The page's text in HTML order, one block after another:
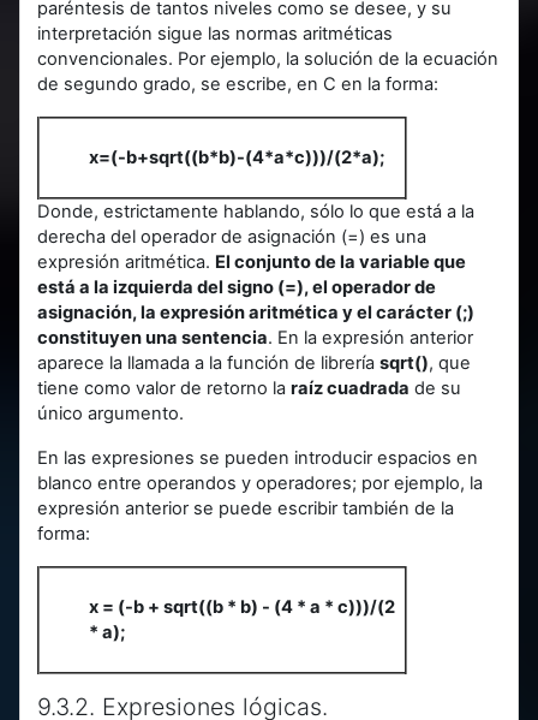
paréntesis de tantos niveles como se desee, y su
interpretación sigue las normas aritméticas
convencionales. Por ejemplo, la solución de la ecuación
de segundo grado, se escribe, en C en la forma:
x=(-b+sqrt((b*b)-(4*a*c)))/(2*a);
Donde, estrictamente hablando, sólo lo que está a la
derecha del operador de asignación (=) es una
expresión aritmética. El conjunto de la variable que
está a la izquierda del signo (=), el operador de
asignación, la expresión aritmética y el carácter (;)
constituyen una sentencia. En la expresión anterior
aparece la llamada a la función de librería sqrt(), que
tiene como valor de retorno la raíz cuadrada de su
único argumento.
En las expresiones se pueden introducir espacios en
blanco entre operandos y operadores; por ejemplo, la
expresión anterior se puede escribir también de la
forma:
x = (-b + sqrt((b * b) - (4 * a * c)))/(2
* a);
9.3.2. Expresiones lógicas.